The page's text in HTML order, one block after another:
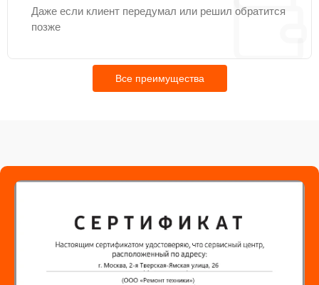
Даже если клиент передумал или решил обратится
позже
Все преимущества